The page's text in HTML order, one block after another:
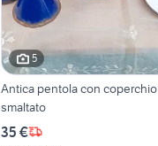
5
Antica pentola con coperchio
smaltato
35 €